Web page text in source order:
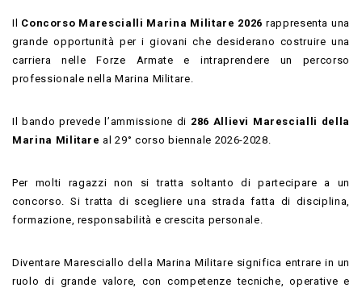
Il Concorso Marescialli Marina Militare 2026 rappresenta una
grande opportunità per i giovani che desiderano costruire una
carriera nelle Forze Armate e intraprendere un percorso
professionale nella Marina Militare.
Il bando prevede l’ammissione di 286 Allievi Marescialli della
Marina Militare al 29° corso biennale 2026-2028.
Per molti ragazzi non si tratta soltanto di partecipare a un
concorso. Si tratta di scegliere una strada fatta di disciplina,
formazione, responsabilità e crescita personale.
Diventare Maresciallo della Marina Militare significa entrare in un
ruolo di grande valore, con competenze tecniche, operative e